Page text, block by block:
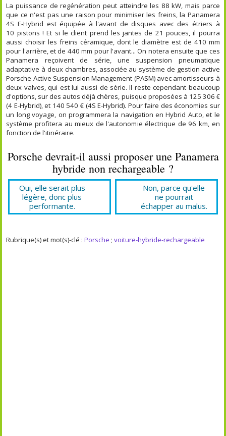
La puissance de regénération peut atteindre les 88 kW, mais parce
que ce n'est pas une raison pour minimiser les freins, la Panamera
4S E-Hybrid est équipée à l'avant de disques avec des étriers à
10 pistons ! Et si le client prend les jantes de 21 pouces, il pourra
aussi choisir les freins céramique, dont le diamètre est de 410 mm
pour l'arrière, et de 440 mm pour l'avant... On notera ensuite que ces
Panamera reçoivent de série, une suspension pneumatique
adaptative à deux chambres, associée au système de gestion active
Porsche Active Suspension Management (PASM) avec amortisseurs à
deux valves, qui est lui aussi de série. Il reste cependant beaucoup
d'options, sur des autos déjà chères, puisque proposées à 125 306 €
(4 E-Hybrid), et 140 540 € (4S E-Hybrid). Pour faire des économies sur
un long voyage, on programmera la navigation en Hybrid Auto, et le
système profitera au mieux de l'autonomie électrique de 96 km, en
fonction de l'itinéraire.
Porsche devrait-il aussi proposer une Panamera
hybride non rechargeable ?
Oui, elle serait plus
légère, donc plus
performante.
Non, parce qu'elle
ne pourrait
échapper au malus.
Rubrique(s) et mot(s)-clé :Porsche ;voiture-hybride-rechargeable